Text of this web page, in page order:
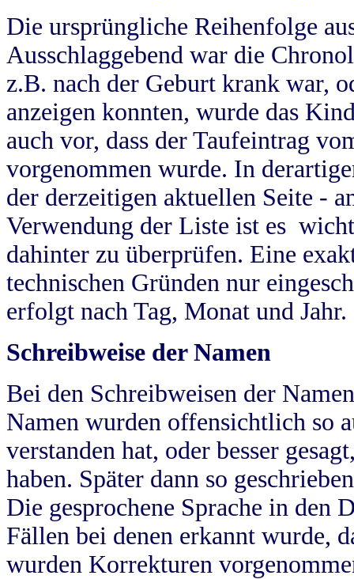
Die ursprüngliche Reihenfolge
Ausschlaggebend war die
z.B. nach der Geburt krank war,
anzeigen konnten, wurde das
auch vor, dass der Taufeintrag
vorgenommen wurde. In
der derzeitigen aktuellen Seite -
Verwendung der Liste ist es
dahinter zu überprüfen. Eine
technischen Gründen nur
erfolgt nach Tag, Monat und Jahr.
Schreibweise der Namen
Bei den Schreibweisen der
Namen wurden offensichtlich so
verstanden hat, oder besser
haben. Später dann so
Die gesprochene Sprache in
Fällen bei denen erkannt wurde,
wurden Korrekturen